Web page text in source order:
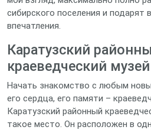
сибирского поселения и подарят
впечатления.
Каратузский
краеведческий музей
Начать знакомство с любым
его сердца, его памяти –
Каратузский районный
такое место. Он расположен в